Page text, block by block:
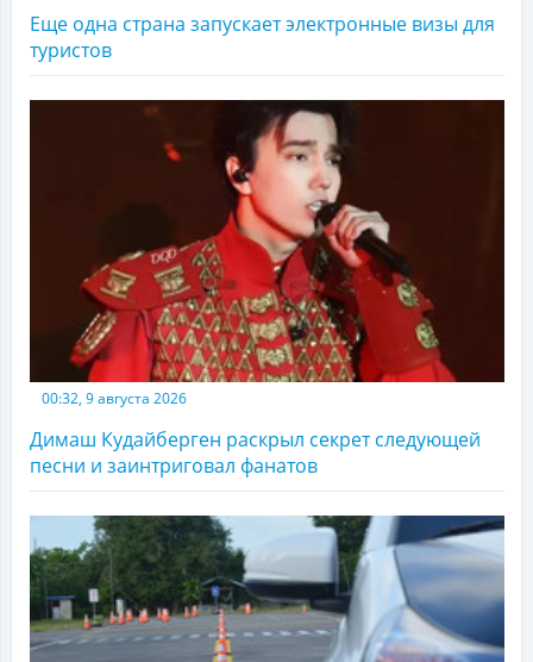
Еще одна страна запускает электронные визы для
туристов
00:32, 9 августа 2026
Димаш Кудайберген раскрыл секрет следующей
песни и заинтриговал фанатов